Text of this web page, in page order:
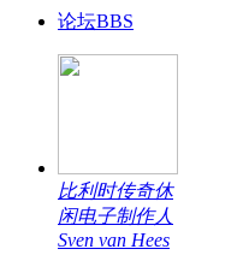
论坛BBS
比利时传奇休
闲电子制作人
Sven van Hees